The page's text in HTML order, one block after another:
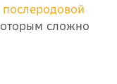
сложно